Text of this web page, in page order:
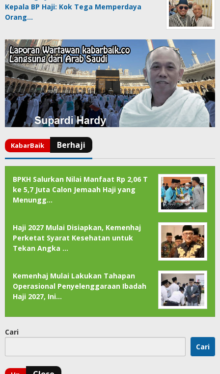
Kepala BP Haji: Kok Tega Memperdaya
Orang…
BPKH Salurkan Nilai Manfaat Rp 2,06 T
ke 5,7 Juta Calon Jemaah Haji yang
Menungg…
Haji 2027 Mulai Disiapkan, Kemenhaj
Perketat Syarat Kesehatan untuk
Tekan Angka …
Kemenhaj Mulai Lakukan Tahapan
Operasional Penyelenggaraan Ibadah
Haji 2027, Ini…
Cari
Cari